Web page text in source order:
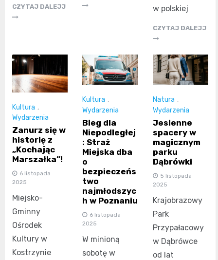
CZYTAJ DALEJJ
w polskiej
CZYTAJ DALEJJ
Kultura ,
Wydarzenia
Zanurz się w
historię z
„Kochając
Marszałka”!
6 listopada
2025
Miejsko-
Gminny
Ośrodek
Kultury w
Kostrzynie
Kultura ,
Wydarzenia
Bieg dla
Niepodległej
: Straż
Miejska dba
o
bezpieczeńs
two
najmłodszyc
h w Poznaniu
6 listopada
2025
W minioną
sobotę w
Natura ,
Wydarzenia
Jesienne
spacery w
magicznym
parku
Dąbrówki
5 listopada
2025
Krajobrazowy
Park
Przypałacowy
w Dąbrówce
od lat